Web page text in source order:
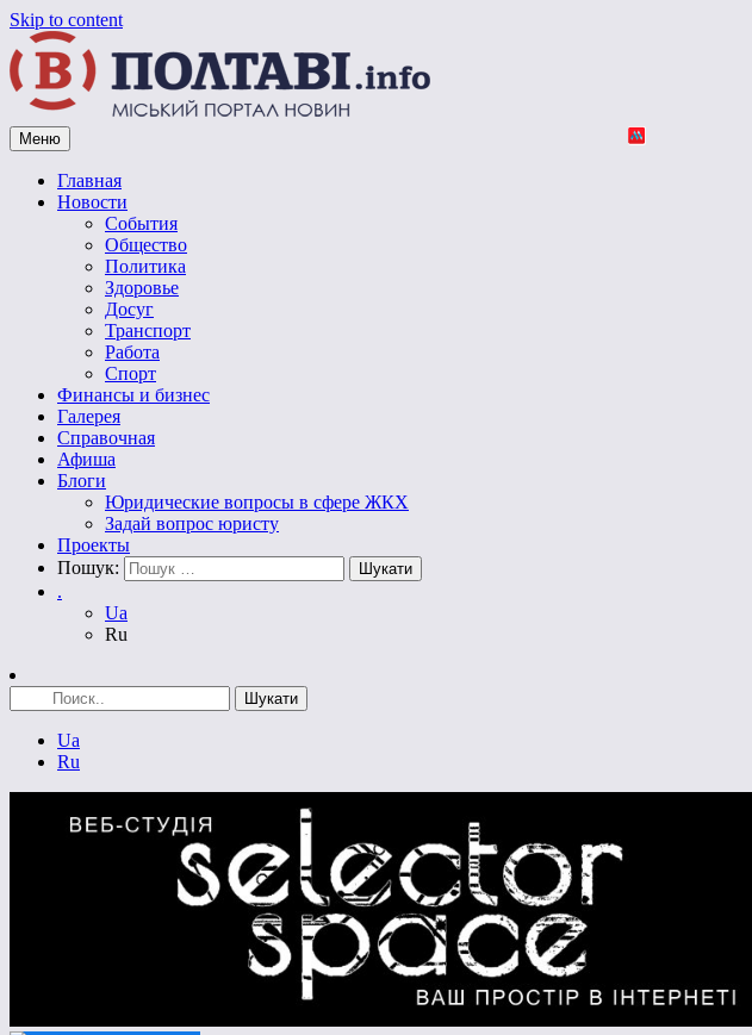
Skip to content
Vpoltave.info
Полтавский портал новостей
Меню
Главная
Новости
События
Общество
Политика
Здоровье
Досуг
Транспорт
Работа
Спорт
Финансы и бизнес
Галерея
Справочная
Афиша
Блоги
Юридические вопросы в сфере ЖКХ
Задай вопрос юристу
Проекты
Пошук:
.
Ua
Ru
Ua
Ru